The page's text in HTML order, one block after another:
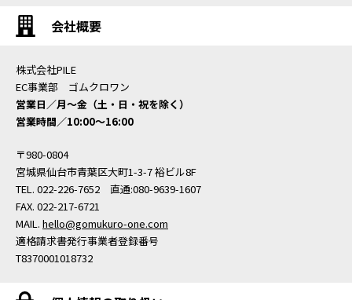
会社概要
株式会社PILE
EC事業部 ゴムクロワン
営業日／月〜金（土・日・祝を除く）
営業時間／10:00〜16:00
〒980-0804
宮城県仙台市青葉区大町1-3-7 裕ビル8F
TEL. 022-226-7652 直通:080-9639-1607
FAX. 022-217-6721
MAIL. hello@gomukuro-one.com
適格請求書発行事業者登録番号
T8370001018732